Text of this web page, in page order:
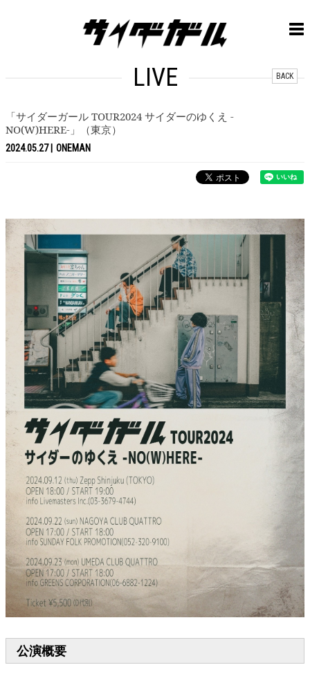
LIVE BACK
「サイダーガール TOUR2024 サイダーのゆくえ -
NO(W)HERE-」（東京）
2024.05.27 ONEMAN
公演概要